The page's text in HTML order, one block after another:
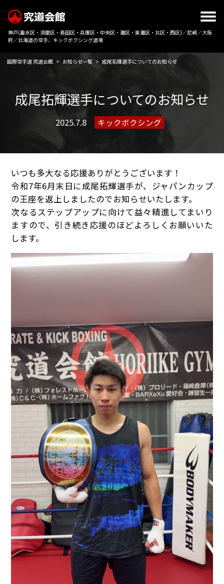
神戸(垂水区・須磨区・長田区・兵庫区・中央区・灘区・東灘区・北区・西区)／尼崎／大阪
府／北海道の空手、キックボクシング道場
国際空手道 究道会館 > お知らせ一覧 > 成尾拓輝選手についてのお知らせ
成尾拓輝選手についてのお知らせ
2025.7.8 キックボクシング
いつも多大なる応援ありがとうございます！
令和7年6月末日に成尾拓輝選手が、ジャパンカップ
の王座を返上しましたのでお知らせいたします。
次なるステップアップに向けて益々精進してまいり
ますので、引き続き応援のほどよろしくお願いいた
します。